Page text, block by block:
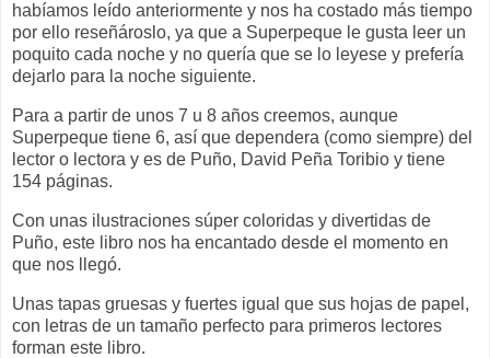
habíamos leído anteriormente y nos ha costado más tiempo
por ello reseñároslo, ya que a Superpeque le gusta leer un
poquito cada noche y no quería que se lo leyese y prefería
dejarlo para la noche siguiente.
Para a partir de unos 7 u 8 años creemos, aunque
Superpeque tiene 6, así que dependera (como siempre) del
lector o lectora y es de Puño, David Peña Toribio y tiene
154 páginas.
Con unas ilustraciones súper coloridas y divertidas de
Puño, este libro nos ha encantado desde el momento en
que nos llegó.
Unas tapas gruesas y fuertes igual que sus hojas de papel,
con letras de un tamaño perfecto para primeros lectores
forman este libro.